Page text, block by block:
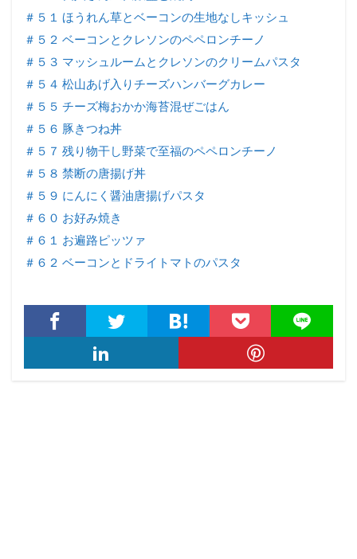
＃５１ ほうれん草とベーコンの生地なしキッシュ
＃５２ ベーコンとクレソンのペペロンチーノ
＃５３ マッシュルームとクレソンのクリームパスタ
＃５４ 松山あげ入りチーズハンバーグカレー
＃５５ チーズ梅おかか海苔混ぜごはん
＃５６ 豚きつね丼
＃５７ 残り物干し野菜で至福のペペロンチーノ
＃５８ 禁断の唐揚げ丼
＃５９ にんにく醤油唐揚げパスタ
＃６０ お好み焼き
＃６１ お遍路ピッツァ
＃６２ ベーコンとドライトマトのパスタ